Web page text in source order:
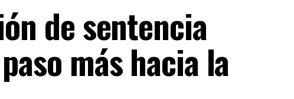
de sentencia
más hacia la